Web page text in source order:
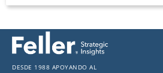
Desde 1988 apoyando al